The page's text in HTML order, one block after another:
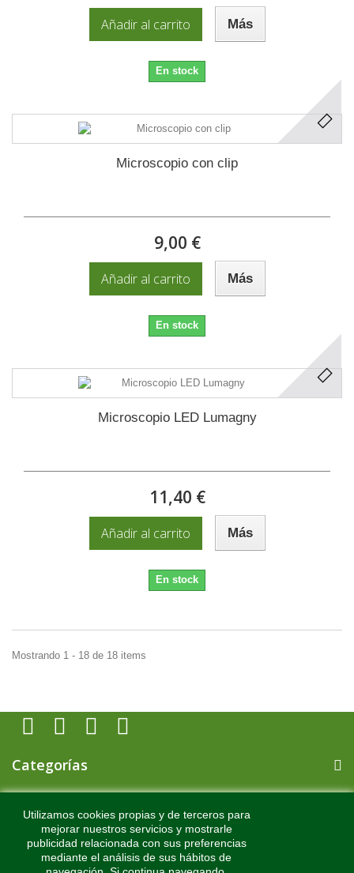
Añadir al carrito Más
En stock
Microscopio con clip
9,00 €
Añadir al carrito Más
En stock
Microscopio LED Lumagny
11,40 €
Añadir al carrito Más
En stock
Mostrando 1 - 18 de 18 items
Categorías
Información
Mi cuenta
Utilizamos cookies propias y de terceros para
mejorar nuestros servicios y mostrarle
publicidad relacionada con sus preferencias
mediante el análisis de sus hábitos de